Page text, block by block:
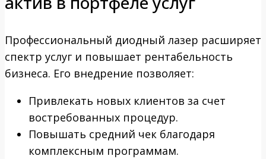
Профессиональный диодный лазер расширяет
спектр услуг и повышает рентабельность
бизнеса. Его внедрение позволяет:
Привлекать новых клиентов за счет
востребованных процедур.
Повышать средний чек благодаря
комплексным программам.